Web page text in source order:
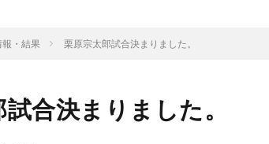
報・結果 栗原宗太郎試合決まりました。
合決まりました。